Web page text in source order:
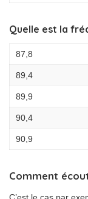
Quelle est la
87,8
89,4
89,9
90,4
90,9
Comment